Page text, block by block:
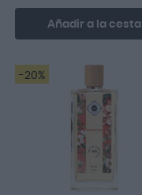
Añadir a la cesta
-20%